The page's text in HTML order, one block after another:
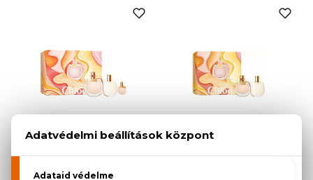
CHLOÉ
Eau De Parfum
Eau De Parfum